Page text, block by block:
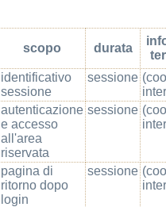
scopo durata
identificativo
sessione
sessione
autenticazione
e accesso
all'area
riservata
sessione
pagina di
ritorno dopo
login
sessione